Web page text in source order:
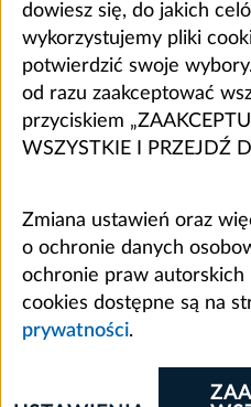
dowiesz się, do jakich
wykorzystujemy pliki
potwierdzić swoje
od razu zaakceptować
przyciskiem
WSZYSTKIE I PRZEJDŹ
Zmiana ustawień oraz
o ochronie danych
ochronie praw autorskich
cookies dostępne są na
prywatności.